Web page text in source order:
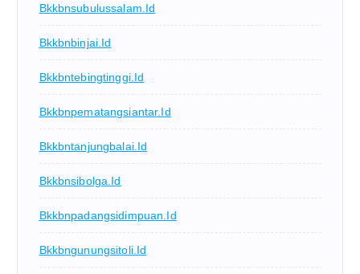
Bkkbnsubulussalam.id
Bkkbnbinjai.id
Bkkbntebingtinggi.id
Bkkbnpematangsiantar.id
Bkkbntanjungbalai.id
Bkkbnsibolga.id
Bkkbnpadangsidimpuan.id
Bkkbngunungsitoli.id